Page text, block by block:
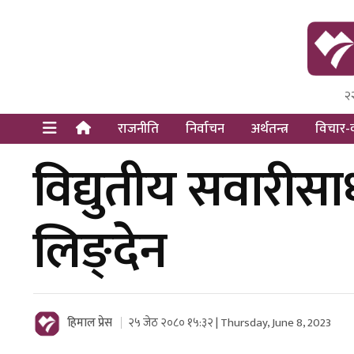
Himal
Dot
राजनीति निर्वाचन अर्थतन्त्र विचार-
विद्युतीय
लिङ्देन
हिमाल प्रेस २५ जेठ २०८० १५:३२ | Thursday, June 8, 2023